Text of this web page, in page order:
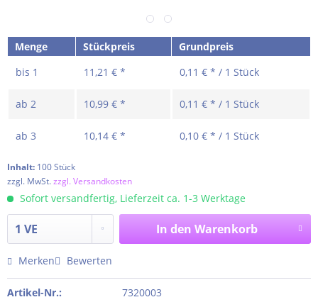
Menge Stückpreis
Grundpreis
bis 1 11,21 € * 0,11 € * / 1 Stück
ab 2 10,99 € * 0,11 € * / 1 Stück
ab 3 10,14 € * 0,10 € * / 1 Stück
Inhalt: 100 Stück
zzgl. MwSt.zzgl. Versandkosten
Sofort versandfertig, Lieferzeit ca. 1-3 Werktage
In den Warenkorb
Merken Bewerten
Artikel-Nr.:
7320003